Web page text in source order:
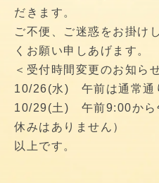
だきます。
ご不便、ご迷惑をお掛け
くお願い申しあげます。
＜受付時間変更のお知ら
10/26(水) 午前は通常通
10/29(土) 午前9:00から
休みはありません）
以上です。